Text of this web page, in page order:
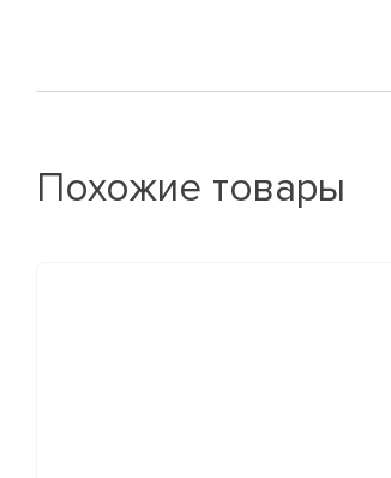
Похожие товары